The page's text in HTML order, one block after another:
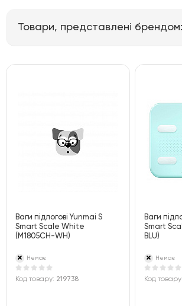
Товари, представлені брендом:
Ваги підлогові Yunmai S
Smart Scale White
(M1805CH-WH)
Немає
Код товару: 219738
Ваги
Smart
BLU)
Немає
Код